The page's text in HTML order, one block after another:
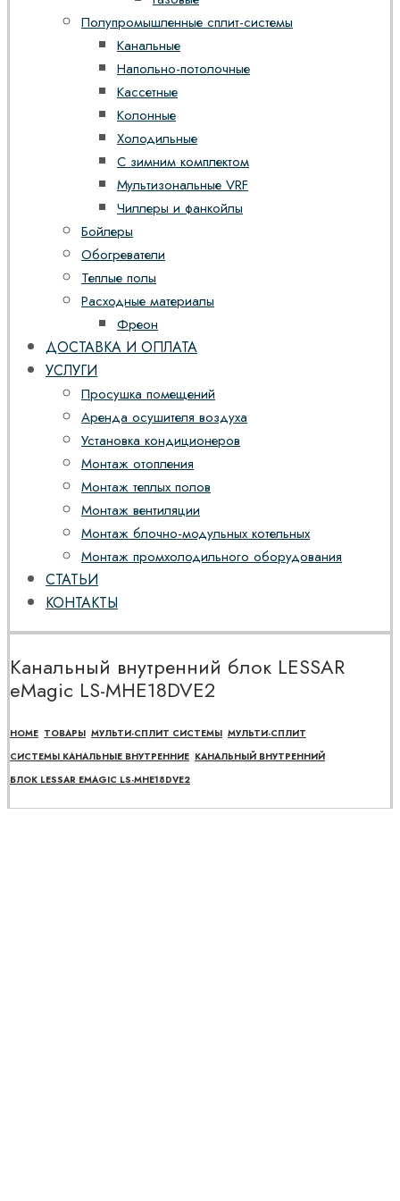
Полупромышленные сплит-системы
Канальные
Напольно-потолочные
Кассетные
Колонные
Холодильные
С зимним комплектом
Мультизональные VRF
Чиллеры и фанкойлы
Бойлеры
Обогреватели
Теплые полы
Расходные материалы
Фреон
ДОСТАВКА И ОПЛАТА
УСЛУГИ
Просушка помещений
Аренда осушителя воздуха
Установка кондиционеров
Монтаж отопления
Монтаж теплых полов
Монтаж вентиляции
Монтаж блочно-модульных котельных
Монтаж промхолодильного оборудования
СТАТЬИ
КОНТАКТЫ
Канальный внутренний блок LESSAR
eMagic LS-MHE18DVE2
HOME ТОВАРЫ МУЛЬТИ-СПЛИТ СИСТЕМЫ МУЛЬТИ-СПЛИТ
СИСТЕМЫ КАНАЛЬНЫЕ ВНУТРЕННИЕ КАНАЛЬНЫЙ ВНУТРЕННИЙ
БЛОК LESSAR EMAGIC LS-MHE18DVE2